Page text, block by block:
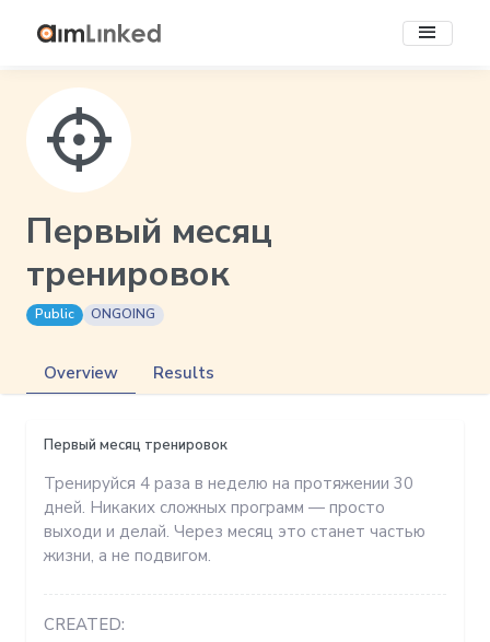
Первый месяц
тренировок
Public ONGOING
Overview Results
Первый месяц тренировок
Тренируйся 4 раза в неделю на протяжении 30
дней. Никаких сложных программ — просто
выходи и делай. Через месяц это станет частью
жизни, а не подвигом.
CREATED: